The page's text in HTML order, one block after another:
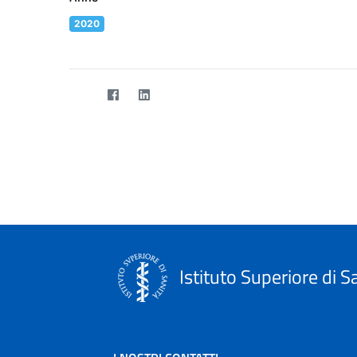
2020
Istituto Superiore di